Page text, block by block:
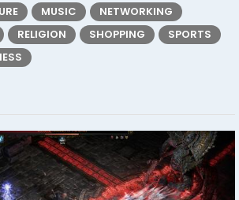
MUSIC
NETWORKING
RELIGION SHOPPING
SPORTS